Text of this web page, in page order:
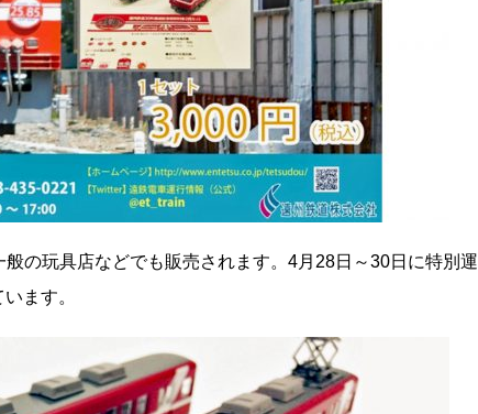
の玩具店などでも販売されます。4月28日～30日に特別運
ます。